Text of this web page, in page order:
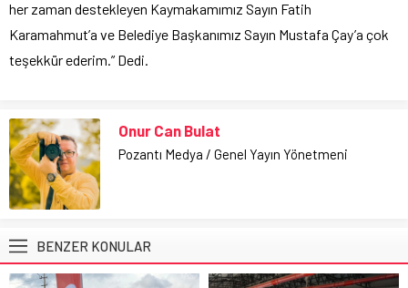
her zaman destekleyen Kaymakamımız Sayın Fatih
Karamahmut’a ve Belediye Başkanımız Sayın Mustafa Çay’a çok
teşekkür ederim.” Dedi.
Onur Can Bulat
Pozantı Medya / Genel Yayın Yönetmeni
BENZER KONULAR